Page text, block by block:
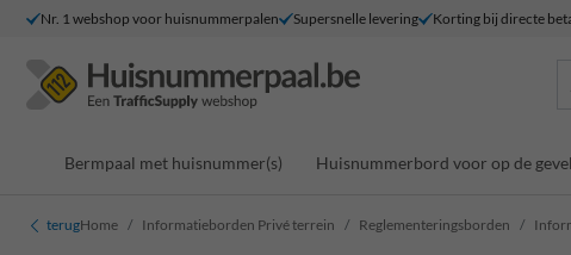
Nr. 1 webshop voor huisnummerpalen Supersnelle levering Korting bij directe
Bermpaal met huisnummer(s) Huisnummerbord voor op de gevel
terugHome Informatieborden Privé terrein Reglementeringsborden